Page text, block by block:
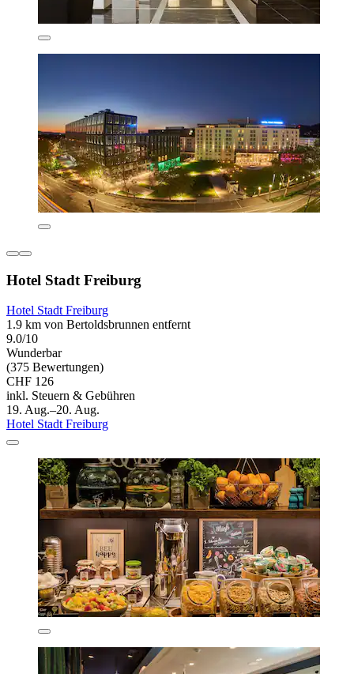
Hotel Stadt Freiburg
Hotel Stadt Freiburg
1.9 km von Bertoldsbrunnen entfernt
9.0/10
Wunderbar
(375 Bewertungen)
CHF 126
inkl. Steuern & Gebühren
19. Aug.–20. Aug.
Hotel Stadt Freiburg